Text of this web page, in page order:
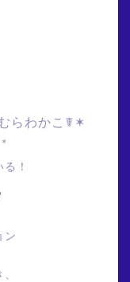
らわかこ☤✶
！
ン